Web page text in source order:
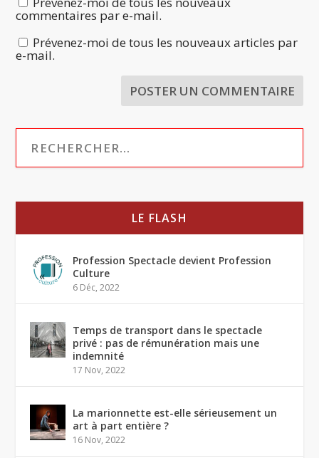
commentaires par e-mail.
Prévenez-moi de tous les nouveaux articles par
e-mail.
LE FLASH
Profession Spectacle devient Profession
Culture
6 Déc, 2022
Temps de transport dans le spectacle
privé : pas de rémunération mais une
indemnité
17 Nov, 2022
La marionnette est-elle sérieusement un
art à part entière ?
16 Nov, 2022